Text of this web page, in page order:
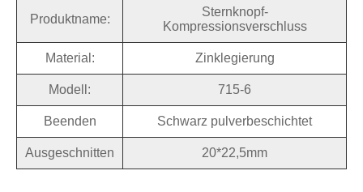
Produktname:
Sternknopf-
Kompressionsverschluss
Material: Zinklegierung
Modell: 715-6
Beenden Schwarz pulverbeschichtet
Ausgeschnitten 20*22,5mm